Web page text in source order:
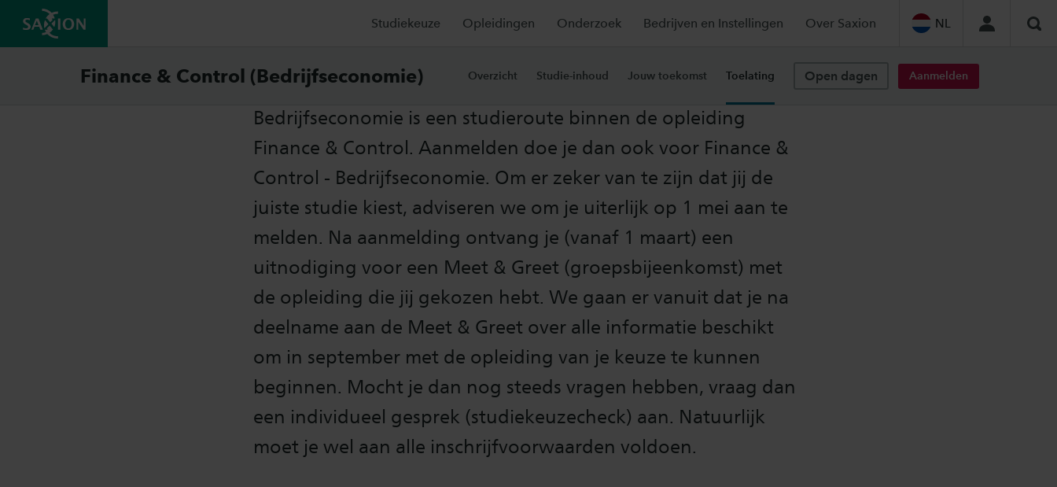
Studiekeuze Opleidingen Onderzoek Bedrijven en Instellingen Over Saxion NL
Finance & Control (Bedrijfseconomie) Overzicht Studie-inhoud Jouw toekomst Toelating Open dagen Aanmelden
Toelatingseisen 2026-2027
Bedrijfseconomie is een studieroute binnen de opleiding
Finance & Control. Aanmelden doe je dan ook voor Finance &
Control - Bedrijfseconomie. Om er zeker van te zijn dat jij de
juiste studie kiest, adviseren we om je uiterlijk op 1 mei aan te
melden. Na aanmelding ontvang je (vanaf 1 maart) een
uitnodiging voor een Meet & Greet (groepsbijeenkomst) met
de opleiding die jij gekozen hebt. We gaan er vanuit dat je na
deelname aan de Meet & Greet over alle informatie beschikt
om in september met de opleiding van je keuze te kunnen
beginnen. Mocht je dan nog steeds vragen hebben, vraag dan
een individueel gesprek (studiekeuzecheck) aan. Natuurlijk
moet je wel aan alle inschrijfvoorwaarden voldoen.